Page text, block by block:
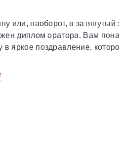
или, наоборот, в затянутый
диплом оратора. Вам
яркое поздравление,